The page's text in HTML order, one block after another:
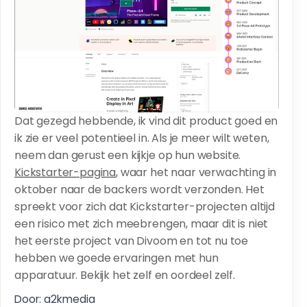
Dat gezegd hebbende, ik vind dit product goed en
ik zie er veel potentieel in. Als je meer wilt weten,
neem dan gerust een kijkje op hun website.
Kickstarter-pagina, waar het naar verwachting in
oktober naar de backers wordt verzonden. Het
spreekt voor zich dat Kickstarter-projecten altijd
een risico met zich meebrengen, maar dit is niet
het eerste project van Divoom en tot nu toe
hebben we goede ervaringen met hun
apparatuur. Bekijk het zelf en oordeel zelf.
Door: a2kmedia